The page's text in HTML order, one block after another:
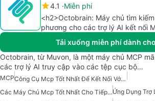
4.1
Miễn phí
<h2>Octobrain: Máy chủ tìm
phương cho các trợ lý AI kết nối
Tải xuống miễn phí dành
Octobrain, từ Muvon, là một máy chủ MCP
các trợ lý AI truy cập vào các tệp cục bộ…
MCP
Công Cụ Mcp Tốt Nhất Để Kết Nối Với Dữ Liệu
Các Máy Chủ Mcp Tốt Nhất Cho Tiếp Thị Bán Hàng Doanh NghiệpỨng Dụng Trợ